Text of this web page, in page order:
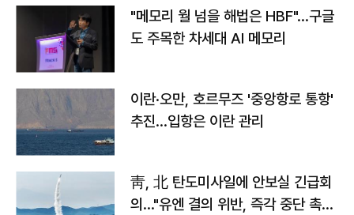
"메모리 월 넘을 해법은 HBF"…구글
도 주목한 차세대 AI 메모리
이란·오만, 호르무즈 '중앙항로 통항'
추진…입항은 이란 관리
靑, 北 탄도미사일에 안보실 긴급회
의…"유엔 결의 위반, 즉각 중단 촉